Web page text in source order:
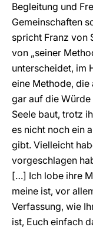
Begleitung und
Gemeinschaften
spricht Franz von
von „seiner
unterscheidet, im
eine Methode,
gar auf die
Seele baut, trotz
es nicht noch ein
gibt. Vielleicht
vorgeschlagen
[…] Ich lobe ihre
meine ist, vor
Verfassung, wie
ist, Euch einfach